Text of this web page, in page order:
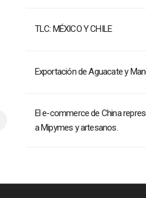
TLC: MÉXICO Y CHILE
Exportación de Aguacate y
El e-commerce de China
a Mipymes y artesanos.